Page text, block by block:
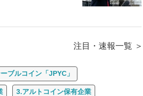
注目・速報一覧
ブルコイン「JPYC」
3.アルトコイン保有企業